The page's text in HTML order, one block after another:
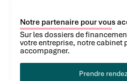
Notre partenaire pour vous
Sur les dossiers de
votre entreprise, notre cabinet
accompagner.
Prendre